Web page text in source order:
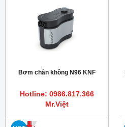
Bơm chân không N96 KNF
Hotline: 0986.817.366
Mr.Việt